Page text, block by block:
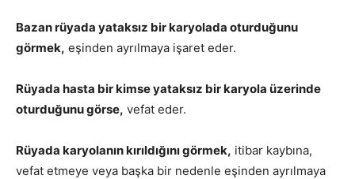
Bazan rüyada yataksız bir karyolada oturduğunu
görmek, eşinden ayrılmaya işaret eder.
Rüyada hasta bir kimse yataksız bir karyola üzerinde
oturduğunu görse, vefat eder.
Rüyada karyolanın kırıldığını görmek, itibar kaybına,
vefat etmeye veya başka bir nedenle eşinden ayrılmaya